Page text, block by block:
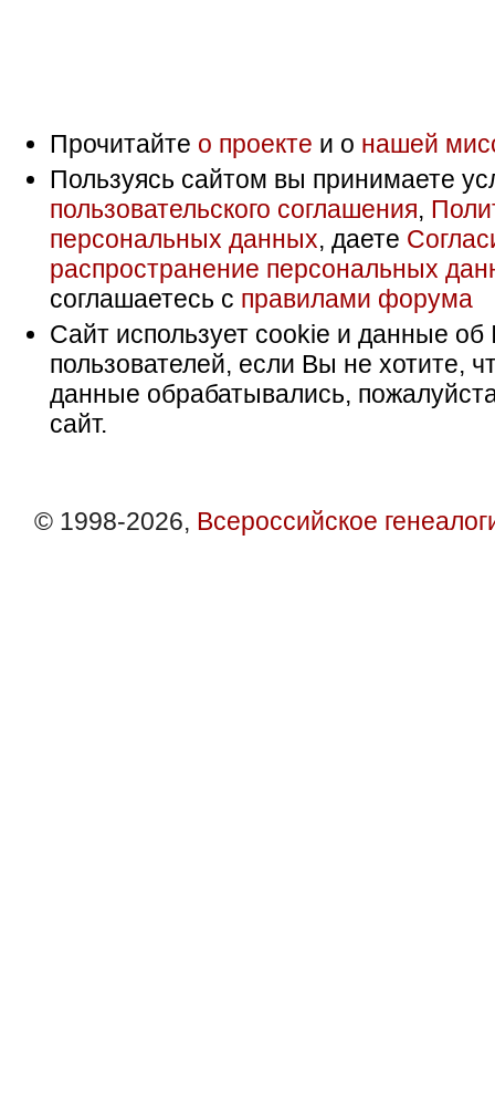
Прочитайте о проекте и о нашей
Пользуясь сайтом вы принимаете
пользовательского соглашения,
персональных данных, даете
распространение персональных
соглашаетесь с правилами форума
Сайт использует cookie и данные об
пользователей, если Вы не хотите,
данные обрабатывались,
сайт.
© 1998-2026, Всероссийское